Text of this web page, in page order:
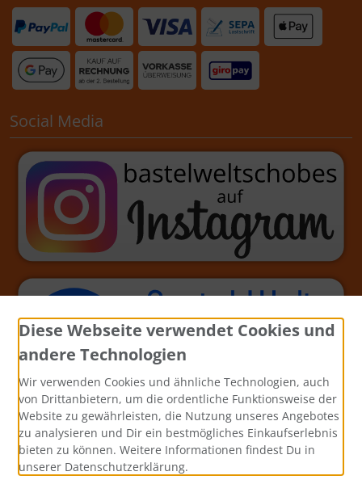
Social Media
Diese Webseite verwendet Cookies und
andere Technologien
Wir verwenden Cookies und ähnliche Technologien, auch
von Drittanbietern, um die ordentliche Funktionsweise der
Website zu gewährleisten, die Nutzung unseres Angebotes
zu analysieren und Dir ein bestmögliches Einkaufserlebnis
bieten zu können. Weitere Informationen findest Du in
unserer Datenschutzerklärung.